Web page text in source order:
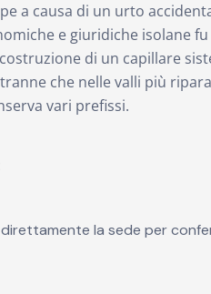
a causa di un urto
e giuridiche isolane
di un capillare
che nelle valli più
vari prefissi.
la sede per